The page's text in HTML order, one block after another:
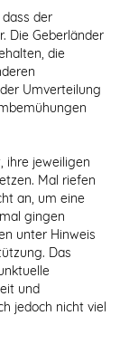
der
Die Geberländer
die
Umverteilung
ihre jeweiligen
Mal riefen
an, um eine
gingen
unter Hinweis
Das
und
jedoch nicht viel